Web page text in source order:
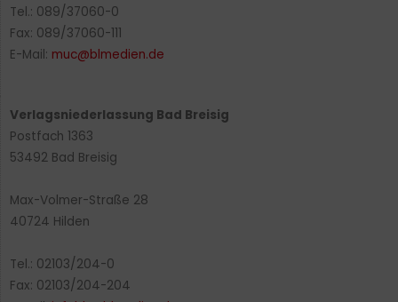
Tel.: 089/37060-0
Fax: 089/37060-111
E-Mail: muc@blmedien.de
Verlagsniederlassung Bad Breisig
Postfach 1363
53492 Bad Breisig
Max-Volmer-Straße 28
40724 Hilden
Tel.: 02103/204-0
Fax: 02103/204-204